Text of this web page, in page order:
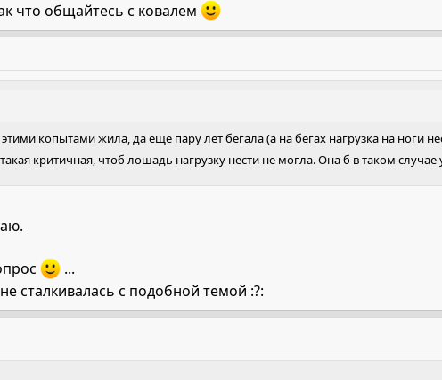
что общайтесь с ковалем
копытами жила, да еще пару лет бегала (а на бегах нагрузка на ноги
критичная, чтоб лошадь нагрузку нести не могла. Она б в таком
...
сталкивалась с подобной темой :?: